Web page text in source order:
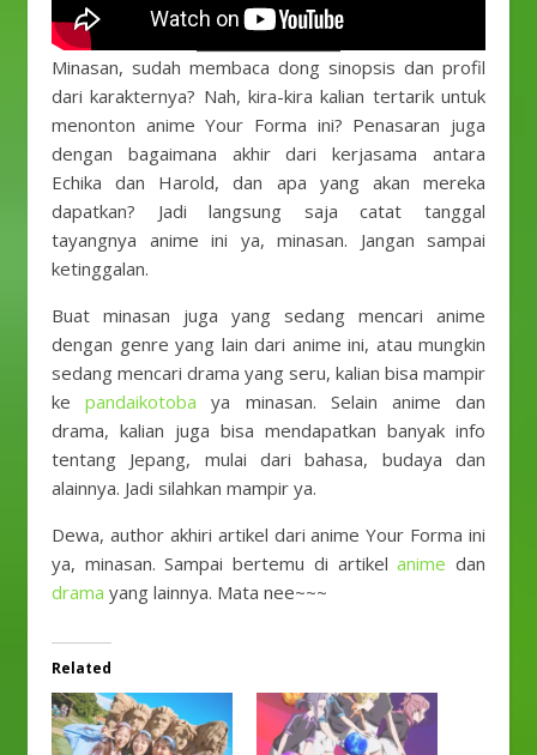
Minasan, sudah membaca dong sinopsis dan profil
dari karakternya? Nah, kira-kira kalian tertarik untuk
menonton anime Your Forma ini? Penasaran juga
dengan bagaimana akhir dari kerjasama antara
Echika dan Harold, dan apa yang akan mereka
dapatkan? Jadi langsung saja catat tanggal
tayangnya anime ini ya, minasan. Jangan sampai
ketinggalan.
Buat minasan juga yang sedang mencari anime
dengan genre yang lain dari anime ini, atau mungkin
sedang mencari drama yang seru, kalian bisa mampir
kepandaikotobaya minasan. Selain anime dan
drama, kalian juga bisa mendapatkan banyak info
tentang Jepang, mulai dari bahasa, budaya dan
alainnya. Jadi silahkan mampir ya.
Dewa, author akhiri artikel dari anime Your Forma ini
ya, minasan. Sampai bertemu di artikelanimedan
drama yang lainnya. Mata nee~~~
Related